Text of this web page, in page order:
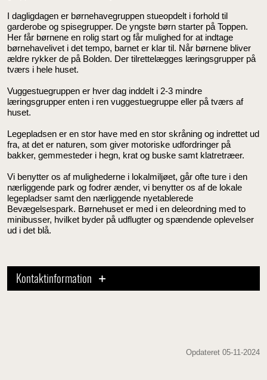
I dagligdagen er børnehavegruppen stueopdelt i forhold til
garderobe og spisegrupper. De yngste børn starter på Toppen.
Her får børnene en rolig start og får mulighed for at indtage
børnehavelivet i det tempo, barnet er klar til. Når børnene bliver
ældre rykker de på Bolden. Der tilrettelægges læringsgrupper på
tværs i hele huset.
Vuggestuegruppen er hver dag inddelt i 2-3 mindre
læringsgrupper enten i ren vuggestuegruppe eller på tværs af
huset.
Legepladsen er en stor have med en stor skråning og indrettet ud
fra, at det er naturen, som giver motoriske udfordringer på
bakker, gemmesteder i hegn, krat og buske samt klatretræer.
Vi benytter os af mulighederne i lokalmiljøet, går ofte ture i den
nærliggende park og fodrer ænder, vi benytter os af de lokale
legepladser samt den nærliggende nyetablerede
Bevægelsespark. Børnehuset er med i en deleordning med to
minibusser, hvilket byder på udflugter og spændende oplevelser
ud i det blå.
Kontaktinformation
Opdateret 05-11-2024